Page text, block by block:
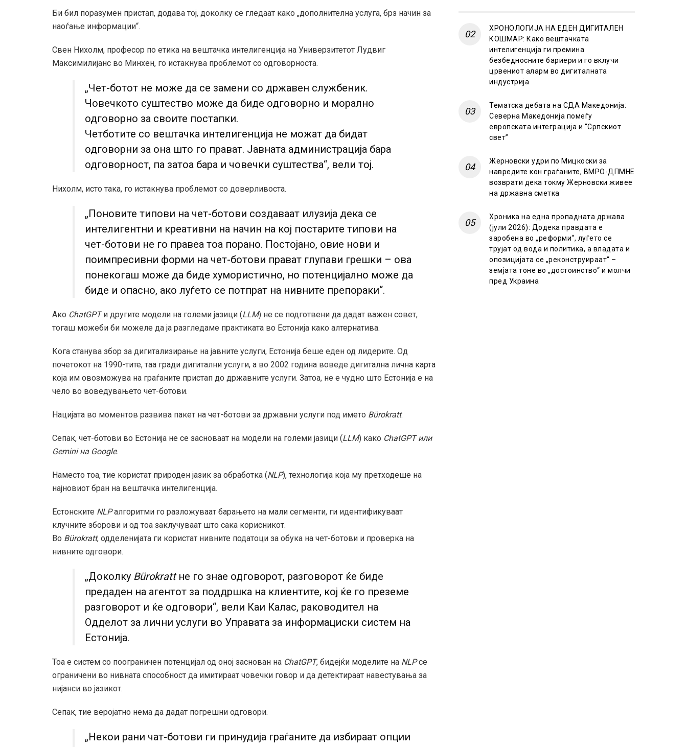
Би бил поразумен пристап, додава тој, доколку се гледаат како „дополнителна услуга, брз начин за
наоѓање информации“.
Свен Нихолм, професор по етика на вештачка интелигенција на Универзитетот Лудвиг
Максимилијанс во Минхен, го истакнува проблемот со одговорноста.
„Чет-ботот не може да се замени со државен службеник.
Човечкото суштество може да биде одговорно и морално
одговорно за своите постапки.
Четботите со вештачка интелигенција не можат да бидат
одговорни за она што го прават. Јавната администрација бара
одговорност, па затоа бара и човечки суштества“, вели тој.
Нихолм, исто така, го истакнува проблемот со доверливоста.
„Поновите типови на чет-ботови создаваат илузија дека се
интелигентни и креативни на начин на кој постарите типови на
чет-ботови не го правеа тоа порано. Постојано, овие нови и
поимпресивни форми на чет-ботови прават глупави грешки – ова
понекогаш може да биде хумористично, но потенцијално може да
биде и опасно, ако луѓето се потпрат на нивните препораки“.
Ако ChatGPTи другите модели на големи јазици (LLM) не се подготвени да дадат важен совет,
тогаш можеби би можеле да ја разгледаме практиката во Естонија како алтернатива.
Кога станува збор за дигитализирање на јавните услуги, Естонија беше еден од лидерите. Од
почетокот на 1990-тите, таа гради дигитални услуги, а во 2002 година воведе дигитална лична карта
која им овозможува на граѓаните пристап до државните услуги. Затоа, не е чудно што Естонија е на
чело во воведувањето чет-ботови.
Нацијата во моментов развива пакет на чет-ботови за државни услуги под името Bürokratt.
Сепак, чет-ботови во Естонија не се засноваат на модели на големи јазици (LLM) како ChatGPT или
Gemini на Google.
Наместо тоа, тие користат природен јазик за обработка (NLP), технологија која му претходеше на
најновиот бран на вештачка интелигенција.
Естонските NLPалгоритми го разложуваат барањето на мали сегменти, ги идентификуваат
клучните зборови и од тоа заклучуваат што сака корисникот.
Во Bürokratt, одделенијата ги користат нивните податоци за обука на чет-ботови и проверка на
нивните одговори.
„Доколку Bürokratt не го знае одговорот, разговорот ќе биде
предаден на агентот за поддршка на клиентите, кој ќе го преземе
разговорот и ќе одговори“, вели Каи Калас, раководител на
Одделот за лични услуги во Управата за информациски систем на
Естонија.
Тоа е систем со поограничен потенцијал од оној заснован на ChatGPT, бидејќи моделите на NLPсе
ограничени во нивната способност да имитираат човечки говор и да детектираат навестувања за
нијанси во јазикот.
Сепак, тие веројатно нема да дадат погрешни одговори.
„Некои рани чат-ботови ги принудија граѓаните да избираат опции
ХРОНОЛОГИЈА НА ЕДЕН ДИГИТАЛЕН
КОШМАР: Како вештачката
интелигенција ги премина
безбедносните бариери и го вклучи
црвениот аларм во дигиталната
индустрија
Тематска дебата на СДА Македонија:
Северна Македонија помеѓу
европската интеграција и “Српскиот
свет”
Жерновски удри по Мицкоски за
навредите кон граѓаните, ВМРО-ДПМНЕ
возврати дека токму Жерновски живее
на државна сметка
Хроника на една пропадната држава
(јули 2026): Додека правдата е
заробена во „реформи“, луѓето се
трујат од вода и политика, а владата и
опозицијата се „реконструираат“ –
земјата тоне во „достоинство“ и молчи
пред Украина